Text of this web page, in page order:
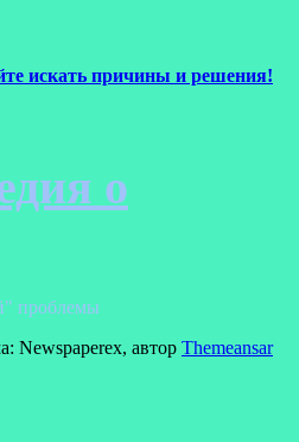
искать причины и решения!
о
проблемы
Newspaperex, автор Themeansar